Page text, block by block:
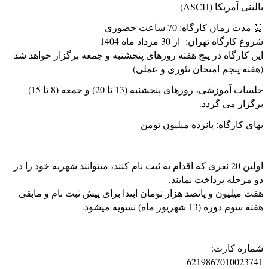
بالینی آمریکا (ASCH)
⏰ مدت زمان کارگاه: 70 ساعت حضوری
شروع کارگاه تهران: از 30 مرداد ماه 1404
این کارگاه در پنج هفته روزهای پنجشنبه و جمعه برگزار خواهد شد
(هفته پنجم امتحان تئوری و عملی)
جلسات آموزشی، روزهای پنجشنبه (13 تا 20) و جمعه (8 تا 15)
برگزار می گردد.
بهای کارگاه: پانزده میلیون تومن
اولین 20 نفری که اقدام به ثبت نام کنند، میتوانند شهریه خود را در
دو مرحله پرداخت نمایند.
هفت میلیون و پانصد هزار تومان ابتدا برای پیش ثبت نام و مابقی
هفته سوم دوره (13 شهریور ماه) تسویه میشود.
شماره کارت:
6219867010023741